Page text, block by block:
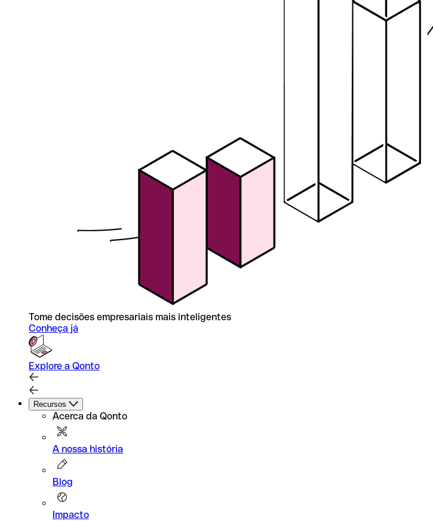
Tome decisões empresariais mais inteligentes
Conheça já
Explore a Qonto
Recursos
Acerca da Qonto
A nossa história
Blog
Impacto